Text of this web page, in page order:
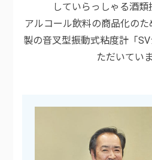
していらっしゃる酒類
アルコール飲料の商品化の
製の音叉型振動式粘度計「
ただいていま